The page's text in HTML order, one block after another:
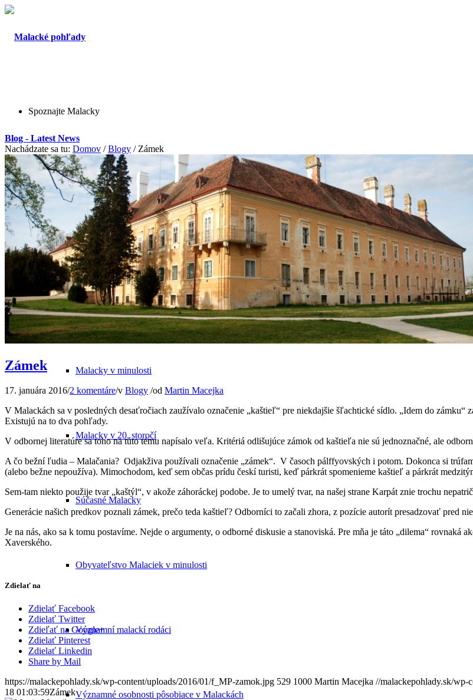
Spoznajte Malacky
O Malackách
Odkiaľ pochádza názov mesta
Malacky v minulosti
Malacky v 20. storočí
Súčasné Malacky
Obyvateľstvo Malaciek v minulosti
Významní malackí rodáci
Významné osobnosti pôsobiace v Malackách
Blog - Latest News
Nachádzate sa tu: Domov / Blogy / Zámek
Zámek
17. januára 2016/2 komentáre/v Blogy /od Martin Macejka
V Malackách sa v posledných desaťročiach zaužívalo označenie „kaštieľ“ pre niekdajšie šľachtické sídlo. „Idem do zámku“
Existujú na to dva pohľady.
V odbornej literatúre sa toho na túto tému napísalo veľa. Kritériá odlišujúce zámok od kaštieľa nie sú jednoznačné, ale
A čo bežní ľudia – Malačania? Odjakživa používali označenie „zámek“. V časoch pálffyovských i potom. Dokonca si
(alebo bežne nepoužíva). Mimochodom, keď sem občas prídu českí turisti, keď párkrát spomenieme kaštieľ a párkrát
Sem-tam niekto použije tvar „kaštýl“, v akože záhoráckej podobe. Je to umelý tvar, na našej strane Karpát znie trochu
Generácie našich predkov poznali zámek, prečo teda kaštieľ? Odborníci to začali zhora, z pozície autorít presadzovať pred
Je na nás, ako sa k tomu postavíme. Nejde o argumenty, o odborné diskusie a stanoviská. Pre mňa je táto „dilema“
Xaverského.
Zdielať na
Zdielať Facebook
Zdielať Twitter
Zdieľať na Google+
Zdielať Pinterest
Zdielať Linkedin
Share by Mail
https://malackepohlady.sk/wp-content/uploads/2016/01/f_MP-zamok.jpg 529 1000 Martin Macejka //malackepohlady.sk/wp-
18 01:03:59Zámek